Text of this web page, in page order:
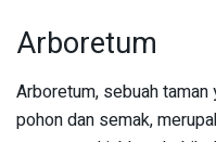
Arboretum
Arboretum, sebuah
pohon dan semak,